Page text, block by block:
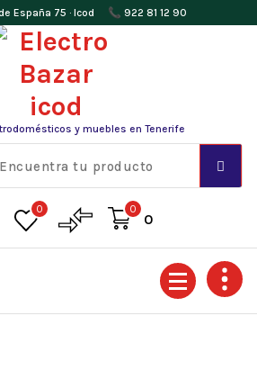
herramientas
España 75 · Icod 📞 922 81 12 90
y muebles en Tenerife
0 0
0